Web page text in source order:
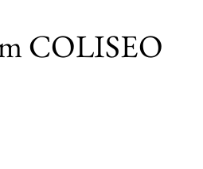
COLISEO